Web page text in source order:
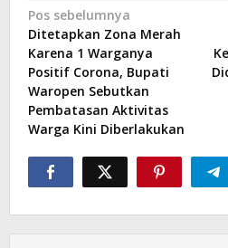
Navigasi
pos
Pos sebelumnya
Ditetapkan Zona Merah
Karena 1 Warganya
Positif Corona, Bupati
Waropen Sebutkan
Pembatasan Aktivitas
Warga Kini Diberlakukan